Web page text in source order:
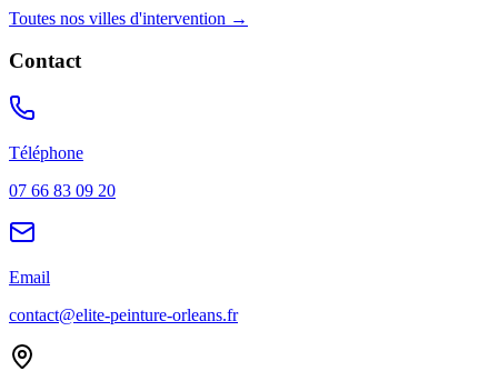
Toutes nos villes d'intervention →
Contact
Téléphone
07 66 83 09 20
Email
contact@elite-peinture-orleans.fr